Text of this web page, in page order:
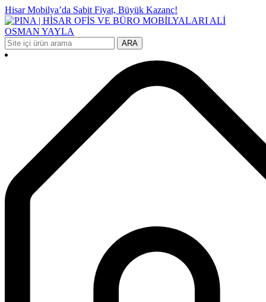
Hisar Mobilya’da Sabit Fiyat, Büyük Kazanç!
ARA